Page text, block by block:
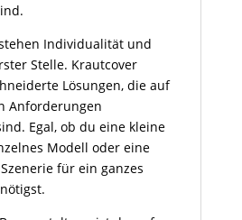
Individualität und
Stelle. Krautcover
Lösungen, die auf
Anforderungen
Egal, ob du eine kleine
Modell oder eine
für ein ganzes